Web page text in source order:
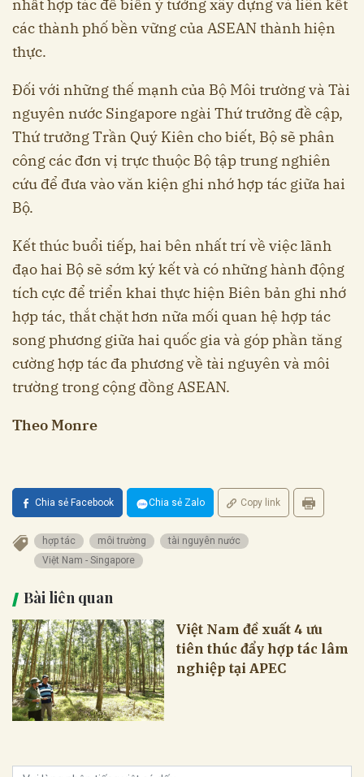
nhất hợp tác để biến ý tưởng xây dựng và liên kết
các thành phố bền vững của ASEAN thành hiện
thực.
Đối với những thế mạnh của Bộ Môi trường và Tài
nguyên nước Singapore ngài Thứ trưởng đề cập,
Thứ trưởng Trần Quý Kiên cho biết, Bộ sẽ phân
công các đơn vị trực thuộc Bộ tập trung nghiên
cứu để đưa vào văn kiện ghi nhớ hợp tác giữa hai
Bộ.
Kết thúc buổi tiếp, hai bên nhất trí về việc lãnh
đạo hai Bộ sẽ sớm ký kết và có những hành động
tích cực để triển khai thực hiện Biên bản ghi nhớ
hợp tác, thắt chặt hơn nữa mối quan hệ hợp tác
song phương giữa hai quốc gia và góp phần tăng
cường hợp tác đa phương về tài nguyên và môi
trường trong cộng đồng ASEAN.
Theo Monre
Chia sẻ Facebook Chia sẻ Zalo Copy link
hợp tác môi trường
tài nguyên nước
Việt Nam - Singapore
Bài liên quan
Việt Nam đề xuất 4 ưu
tiên thúc đẩy hợp tác lâm
nghiệp tại APEC